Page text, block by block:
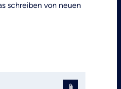
schreiben von neuen